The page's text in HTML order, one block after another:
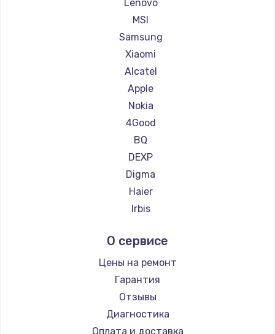
Ремонт планшетов Dell
Ремонт планшетов HP
Ремонт планшетов Getac
Ремонт планшетов ZTE
Ремонт планшетов Google
Ремонт планшетов Navitel
Ремонт планшетов Teclast
Ремонт планшетов CHUWI
Lenovo
MSI
Samsung
Xiaomi
Alcatel
Apple
Nokia
4Good
BQ
DEXP
Digma
Haier
Irbis
Microsoft
BlackView
Amazon
Aquarius
Philips
Dell
О сервисе
Цены на ремонт
Гарантия
Отзывы
Диагностика
Оплата и доставка